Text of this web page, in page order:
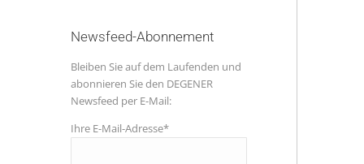
Newsfeed-Abonnement
Bleiben Sie auf dem Laufenden und
abonnieren Sie den DEGENER
Newsfeed per E-Mail:
Ihre E-Mail-Adresse*